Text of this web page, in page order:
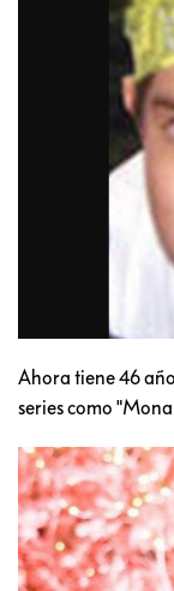
Ahora tiene 46
series como